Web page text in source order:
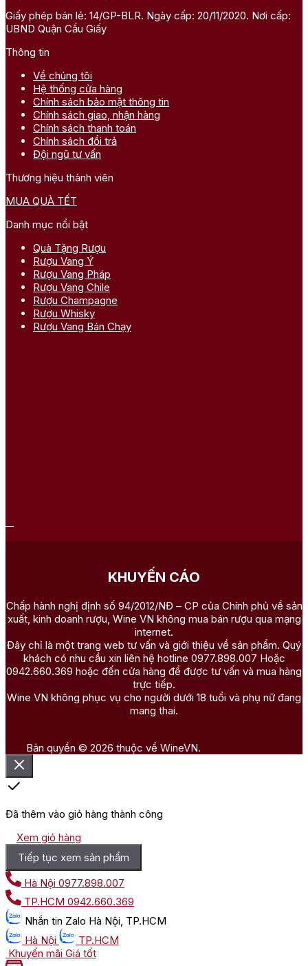
Giấy phép bán lẻ: 14/GP-BLR. Ngày cấp: 20/11/2020. Nơi cấp:
UBND Quận Cầu Giấy
Thông tin
Về chúng tôi
Hệ thống cửa hàng
Chính sách bảo mật thông tin
Chính sách giao, nhận hàng
Chính sách thanh toán
Chính sách đổi trả
Đội ngũ tư vấn
Thương hiệu thành viên
MUA QUÀ TẾT
Danh mục nổi bật
Quà Tặng Rượu
Rượu Vang Ý
Rượu Vang Pháp
Rượu Vang Chile
Rượu Champagne
Rượu Whisky
Rượu Vang Bán Chạy
KHUYẾN CÁO
Chấp hành nghị định số 94/2012/NĐ – CP của Chính phủ về sản
xuất, kinh doanh rượu, Wine VN không mua bán rượu qua mạng
internet.
Đây chỉ là một trang web tư vấn và giới thiệu về sản phẩm. Quý
khách có nhu cầu xin liên hệ hotline 0977.898.007 Hoặc
0942.660.369 hoặc đến cửa hàng để được tư vấn và mua hàng
trực tiếp.
Wine VN không phục vụ cho người dưới 18 tuổi và phụ nữ đang
mang thai.
Bản quyền © 2026 thuộc về WineVN.
Đã thêm vào giỏ hàng thành công
Xem giỏ hàng
Tiếp tục xem sản phẩm
Hà Nội 0977.898.007
TP.HCM 0942.660.369
Nhắn tin Zalo Hà Nội, TP.HCM
Hà Nội
TP.HCM
Khuyến mãi Giá tốt